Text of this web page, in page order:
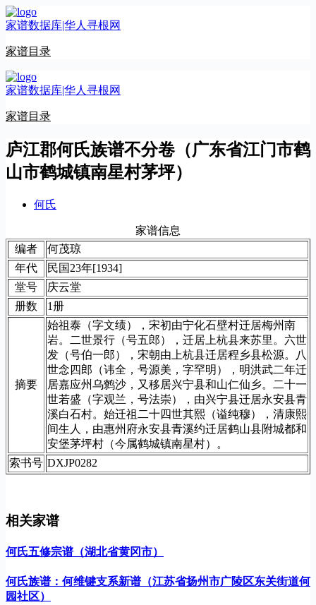
跳
至
容
家谱数据库|华人寻根网
家谱目录
家谱数据库|华人寻根网
家谱目录
庐江郡何氏族谱不分卷（广东省江门市鹤
山市鹤城镇南星村茅坪）
何氏
家谱信息
编者
何茂琼
年代
民国23年[1934]
堂号
庆云堂
册数
1册
摘要
始祖泰（字文绩），宋初由宁化石壁村迁居梅州南
岩。二世景行（号五郎），迁居上杭县来苏里。六世
发（号伯一郎），宋朝由上杭县迁居程乡县松源。八
世念四郎（讳全，号源美，字罕明），明洪武二年迁
居嘉应州乌鹩沙，又移居兴宁县和山仁仙乡。二十一
世若盛（字观兰，号法崇），由兴宁县迁居永安县青
溪白石村。始迁祖二十四世其熙（谥纯穆），清康熙
间生人，由惠州府永安县青溪约迁居鹤山县附城都和
安堡茅坪村（今属鹤城镇南星村）。
索书号 DXJP0282
相关家谱
何氏五修宗谱（湖北省黄冈市）
何氏族谱：何维键支系新谱（江苏省扬州市广陵区东关街道何
园社区）